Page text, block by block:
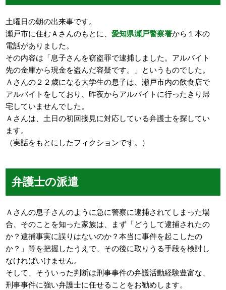
土曜日の朝の出来事です。
瀬戸市に住むＡさんのもとに、愛知県瀬戸警察署から１本の
電話がありました。
その内容は「息子さんを窃盗罪で逮捕しました。アルバイト
先の金庫から現金を盗んだ容疑です。」というものでした。
Ａさんの２２歳になる大学生の息子は、瀬戸市内の飲食店で
アルバイトをしており、昨夜からアルバイトに行ったきり帰
宅していませんでした。
Ａさんは、土日の初回接見に対応している弁護士を探してい
ます。
（実話をもとにしたフィクションです。）
弁護士の派遣
Ａさんの息子さんのように急に警察に逮捕されてしまった場
合、そのことを知った家族は、まず「どうして逮捕されたの
か？逮捕事実に誤りはないのか？本当に事件を起こしたの
か？」等を把握したうえで、その後に取りうる手段を検討し
なければいけません。
そして、そういった判断は刑事事件の弁護活動経験豊富な、
刑事事件に強い弁護士に任せることをお勧めします。